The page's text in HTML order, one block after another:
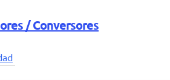
/ Conversores